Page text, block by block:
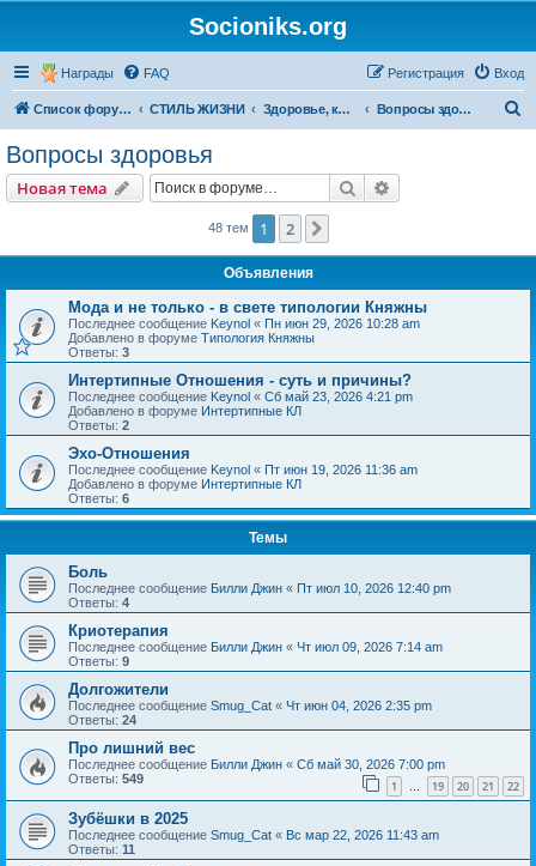
Socioniks.org
Награды FAQ Вход
Регистрация
Список форумов СТИЛЬ ЖИЗНИ Здоровье, красота, медицина Вопросы здоровья
Вопросы здоровья
Новая тема Поиск
48 тем 1 2
Объявления
Мода и не только - в свете типологии Княжны
Последнее сообщение Keynol « Пн июн 29, 2026 10:28 am
Добавлено в форуме Типология Княжны
Ответы: 3
Интертипные Отношения - суть и причины?
Последнее сообщение Keynol « Сб май 23, 2026 4:21 pm
Добавлено в форуме Интертипные КЛ
Ответы: 2
Эхо-Отношения
Последнее сообщение Keynol « Пт июн 19, 2026 11:36 am
Добавлено в форуме Интертипные КЛ
Ответы: 6
Темы
Боль
Последнее сообщение Билли Джин « Пт июл 10, 2026 12:40 pm
Ответы: 4
Криотерапия
Последнее сообщение Билли Джин « Чт июл 09, 2026 7:14 am
Ответы: 9
Долгожители
Последнее сообщение Smug_Cat « Чт июн 04, 2026 2:35 pm
Ответы: 24
Про лишний вес
Последнее сообщение Билли Джин « Сб май 30, 2026 7:00 pm
Ответы: 549 1 … 19 20 21 22
Зубёшки в 2025
Последнее сообщение Smug_Cat « Вс мар 22, 2026 11:43 am
Ответы: 11